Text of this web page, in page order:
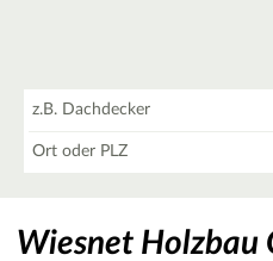
Wiesnet Holzbau